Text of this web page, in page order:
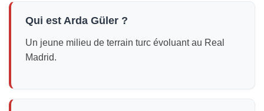
Qui est Arda Güler ?
Un jeune milieu de terrain turc évoluant au Real
Madrid.